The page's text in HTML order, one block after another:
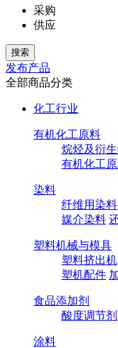
采购
供应
发布产品
全部商品分类
化工行业
有机化工原料
烷烃及衍
有机化工
染料
纤维用染料
媒介染料
塑料机械与模具
塑料挤出机
塑机配件
食品添加剂
酸度调节剂
涂料